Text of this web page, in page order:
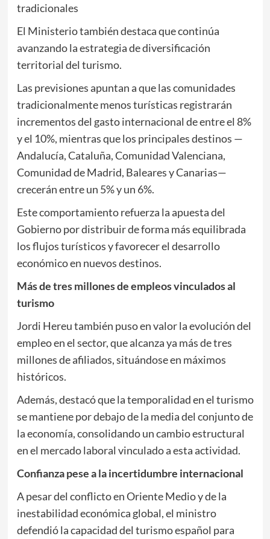
tradicionales
El Ministerio también destaca que continúa
avanzando la estrategia de diversificación
territorial del turismo.
Las previsiones apuntan a que las comunidades
tradicionalmente menos turísticas registrarán
incrementos del gasto internacional de entre el 8%
y el 10%, mientras que los principales destinos —
Andalucía, Cataluña, Comunidad Valenciana,
Comunidad de Madrid, Baleares y Canarias—
crecerán entre un 5% y un 6%.
Este comportamiento refuerza la apuesta del
Gobierno por distribuir de forma más equilibrada
los flujos turísticos y favorecer el desarrollo
económico en nuevos destinos.
Más de tres millones de empleos vinculados al
turismo
Jordi Hereu también puso en valor la evolución del
empleo en el sector, que alcanza ya más de tres
millones de afiliados, situándose en máximos
históricos.
Además, destacó que la temporalidad en el turismo
se mantiene por debajo de la media del conjunto de
la economía, consolidando un cambio estructural
en el mercado laboral vinculado a esta actividad.
Confianza pese a la incertidumbre internacional
A pesar del conflicto en Oriente Medio y de la
inestabilidad económica global, el ministro
defendió la capacidad del turismo español para